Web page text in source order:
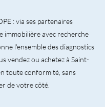
: via ses partenaires
immobilière avec recherche
l'ensemble des diagnostics
vendez ou achetez à Saint-
toute conformité, sans
de votre côté.